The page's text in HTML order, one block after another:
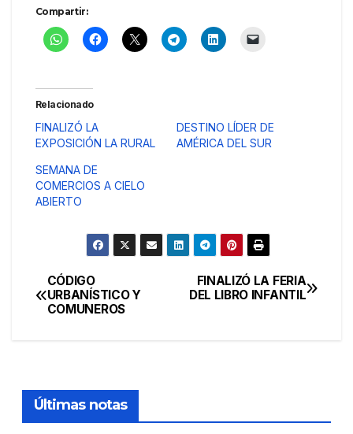
Compartir:
Relacionado
FINALIZÓ LA
EXPOSICIÓN LA RURAL
DESTINO LÍDER DE
AMÉRICA DEL SUR
SEMANA DE
COMERCIOS A CIELO
ABIERTO
Navegación
de
FINALIZÓ LA FERIA
DEL LIBRO INFANTIL
CÓDIGO
URBANÍSTICO Y
COMUNEROS
Últimas notas